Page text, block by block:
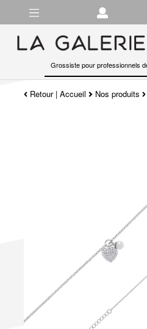
Grossiste pour professionnels
Retour|Accueil Nos produits
Gérer les préférences en matière de